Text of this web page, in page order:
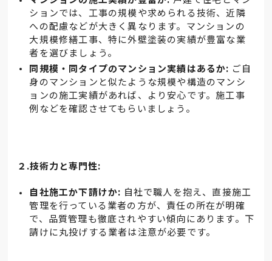
ションでは、工事の規模や求められる技術、近隣
への配慮などが大きく異なります。マンションの
大規模修繕工事、特に外壁塗装の実績が豊富な業
者を選びましょう。
同規模・同タイプのマンション実績はあるか: ご自
身のマンションと似たような規模や構造のマンシ
ョンの施工実績があれば、より安心です。施工事
例などを確認させてもらいましょう。
２.技術力と専門性:
自社施工か下請けか: 自社で職人を抱え、直接施工
管理を行っている業者の方が、責任の所在が明確
で、品質管理も徹底されやすい傾向にあります。下
請けに丸投げする業者は注意が必要です。